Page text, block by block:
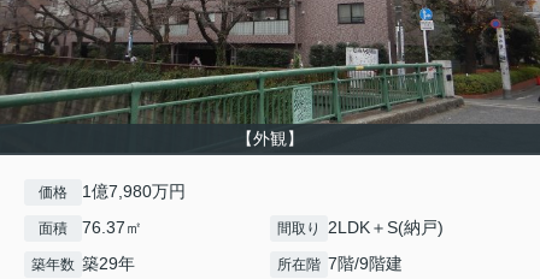
【外観】
価格 1億7,980万円
面積 76.37㎡ 間取り 2LDK＋S(納戸)
築年数 築29年 所在階 7階/9階建